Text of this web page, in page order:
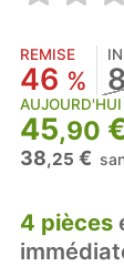
REMISE
46 %
45,90
38,25 €
4 pièces